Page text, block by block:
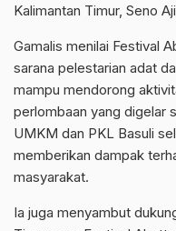
Kalimantan Timur, Seno
Gamalis menilai Festival
sarana pelestarian adat
mampu mendorong
perlombaan yang digelar
UMKM dan PKL Basuli
memberikan dampak
masyarakat.
Ia juga menyambut